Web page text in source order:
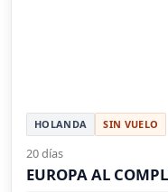
HOLANDA SIN VUELO
20 días
EUROPA AL